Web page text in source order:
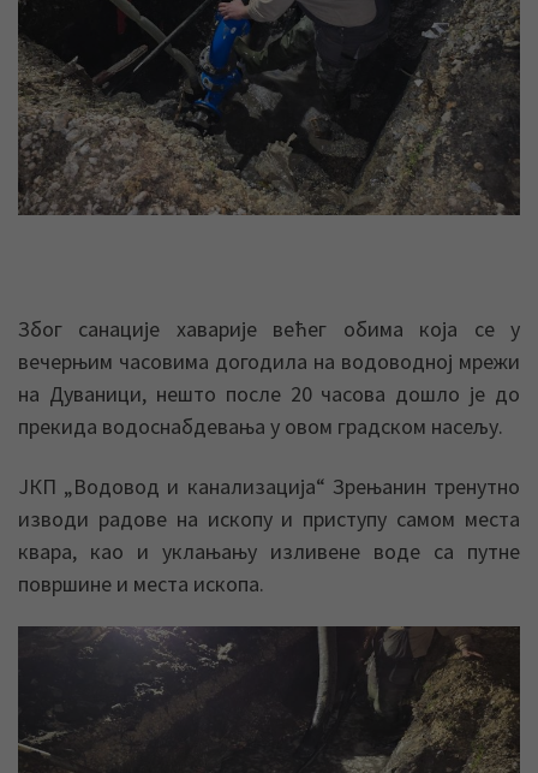
Због санације хаварије већег обима која се у
вечерњим часовима догодила на водоводној мрежи
на Дуваници, нешто после 20 часова дошло је до
прекида водоснабдевања у овом градском насељу.
ЈКП „Водовод и канализација“ Зрењанин тренутно
изводи радове на ископу и приступу самом места
квара, као и уклањању изливене воде са путне
површине и места ископа.